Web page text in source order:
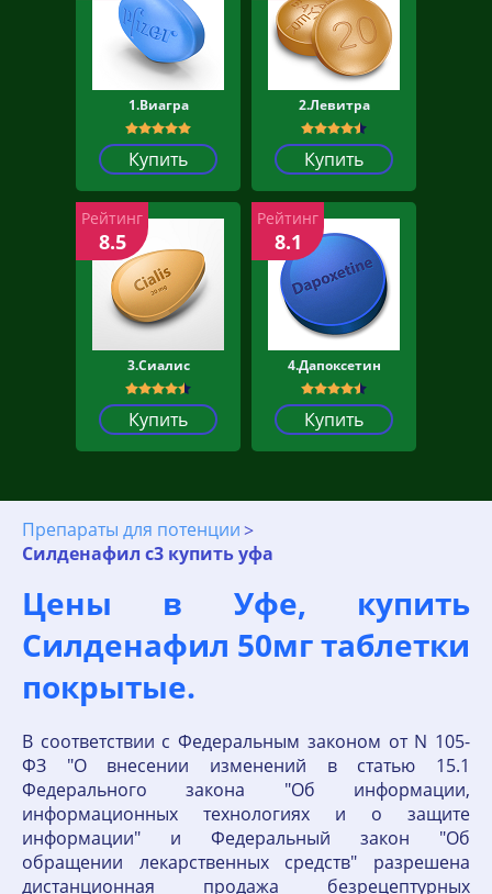
1.Виагра
Купить
2.Левитра
Купить
3.Сиалис
Купить
Рейтинг
8.5
4.Дапоксетин
Купить
Рейтинг
8.1
Препараты для потенции
Силденафил с3 купить уфа
Цены в Уфе, купить
Силденафил 50мг таблетки
покрытые.
В соответствии с Федеральным законом от N 105-
ФЗ "О внесении изменений в статью 15.1
Федерального закона "Об информации,
информационных технологиях и о защите
информации" и Федеральный закон "Об
обращении лекарственных средств" разрешена
дистанционная продажа безрецептурных